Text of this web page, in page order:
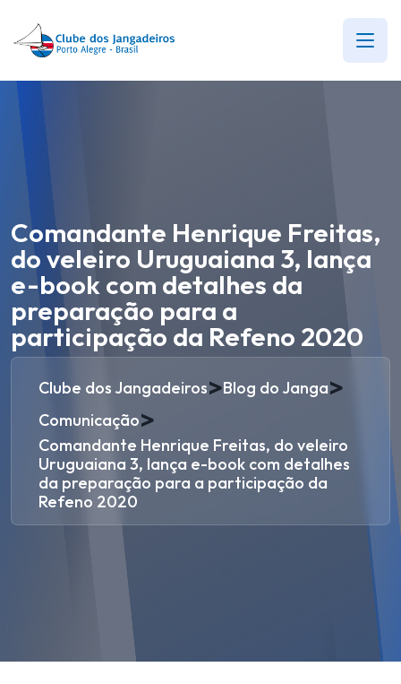
Comandante Henrique Freitas,
do veleiro Uruguaiana 3, lança
e-book com detalhes da
preparação para a
participação da Refeno 2020
Clube dos Jangadeiros>Blog do Janga>
Comunicação>
Comandante Henrique Freitas, do veleiro
Uruguaiana 3, lança e-book com detalhes
da preparação para a participação da
Refeno 2020